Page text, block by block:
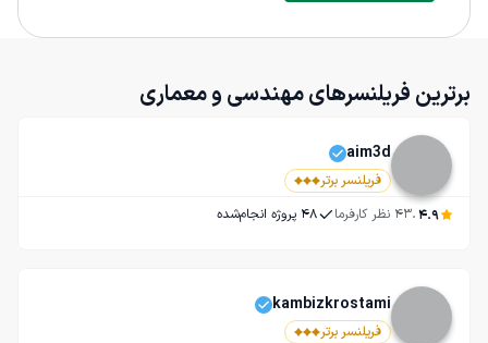
برترین فریلنسرهای مهندسی و معماری
aim3d
فریلنسر برتر
4.9
.
43 نظر کارفرما 48 پروژه انجام‌شده
kambizkrostami
فریلنسر برتر